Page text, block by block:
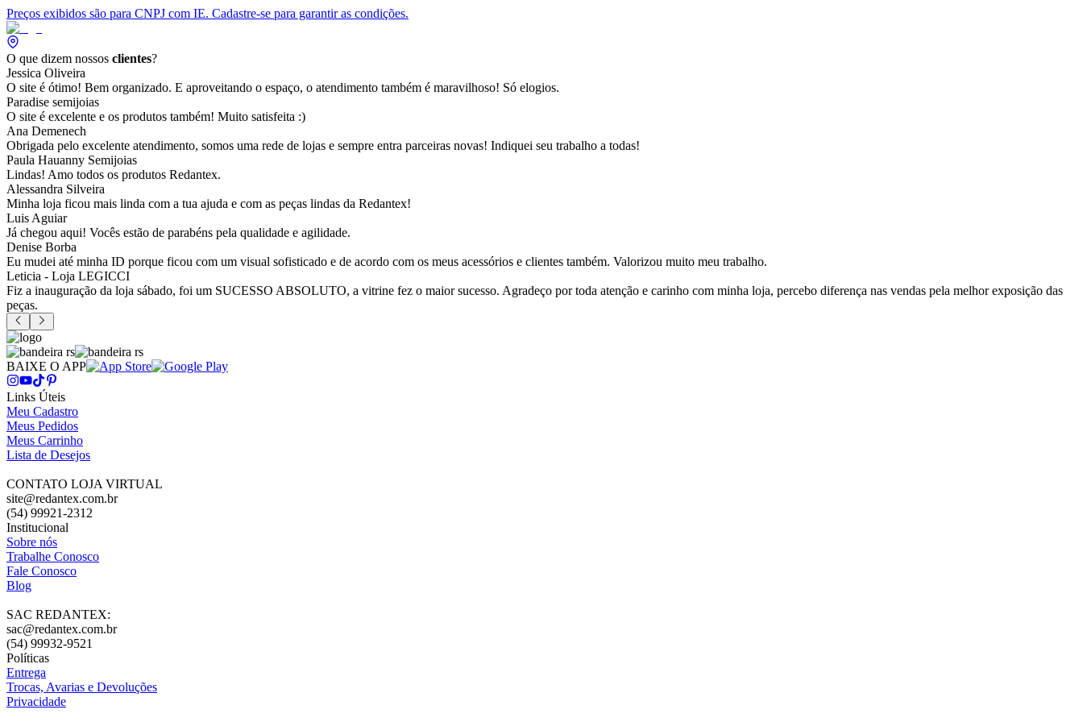
Preços exibidos são para CNPJ com IE. Cadastre-se para garantir as condições.
O que dizem nossos clientes?
Jessica Oliveira
O site é ótimo! Bem organizado. E aproveitando o espaço, o atendimento também é maravilhoso! Só elogios.
Paradise semijoias
O site é excelente e os produtos também! Muito satisfeita :)
Ana Demenech
Obrigada pelo excelente atendimento, somos uma rede de lojas e sempre entra parceiras novas! Indiquei seu trabalho a todas!
Paula Hauanny Semijoias
Lindas! Amo todos os produtos Redantex.
Alessandra Silveira
Minha loja ficou mais linda com a tua ajuda e com as peças lindas da Redantex!
Luis Aguiar
Já chegou aqui! Vocês estão de parabéns pela qualidade e agilidade.
Denise Borba
Eu mudei até minha ID porque ficou com um visual sofisticado e de acordo com os meus acessórios e clientes também. Valorizou muito meu trabalho.
Leticia - Loja LEGICCI
Fiz a inauguração da loja sábado, foi um SUCESSO ABSOLUTO, a vitrine fez o maior sucesso. Agradeço por toda atenção e carinho com minha loja, percebo diferença nas vendas pela melhor exposição das
peças.
BAIXE O APP
Links Úteis
Meu Cadastro
Meus Pedidos
Meus Carrinho
Lista de Desejos
CONTATO LOJA VIRTUAL
site@redantex.com.br
(54) 99921-2312
Institucional
Sobre nós
Trabalhe Conosco
Fale Conosco
Blog
SAC REDANTEX:
sac@redantex.com.br
(54) 99932-9521
Políticas
Entrega
Trocas, Avarias e Devoluções
Privacidade